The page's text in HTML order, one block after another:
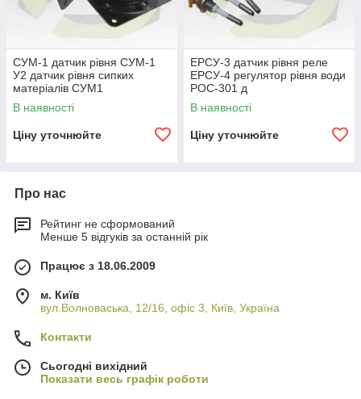
СУМ-1 датчик рівня СУМ-1
У2 датчик рівня сипких
матеріалів СУМ1
В наявності
Ціну уточнюйте
ЕРСУ-3 датчик рівня реле
ЕРСУ-4 регулятор рівня води
РОС-301 д
В наявності
Ціну уточнюйте
Про нас
Рейтинг не сформований
Менше 5 відгуків за останній рік
Працює з 18.06.2009
м. Київ
вул.Волноваська, 12/16, офіс 3, Київ, Україна
Контакти
Сьогодні вихідний
Показати весь графік роботи